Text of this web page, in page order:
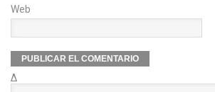
Web
Δ